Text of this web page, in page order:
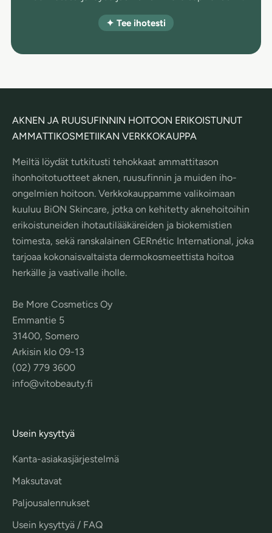
✦ Tee ihotesti
AKNEN JA RUUSUFINNIN HOITOON ERIKOISTUNUT
AMMATTIKOSMETIIKAN VERKKOKAUPPA
Meiltä löydät tutkitusti tehokkaat ammattitason
ihonhoitotuotteet aknen, ruusufinnin ja muiden iho-
ongelmien hoitoon. Verkkokauppamme valikoimaan
kuuluu BiON Skincare, jotka on kehitetty aknehoitoihin
erikoistuneiden ihotautilääkäreiden ja biokemistien
toimesta, sekä ranskalainen GERnétic International, joka
tarjoaa kokonaisvaltaista dermokosmeettista hoitoa
herkälle ja vaativalle iholle.
Be More Cosmetics Oy
Emmantie 5
31400, Somero
Arkisin klo 09-13
(02) 779 3600
info@vitobeauty.fi
Usein kysyttyä
Kanta-asiakasjärjestelmä
Maksutavat
Paljousalennukset
Usein kysyttyä / FAQ